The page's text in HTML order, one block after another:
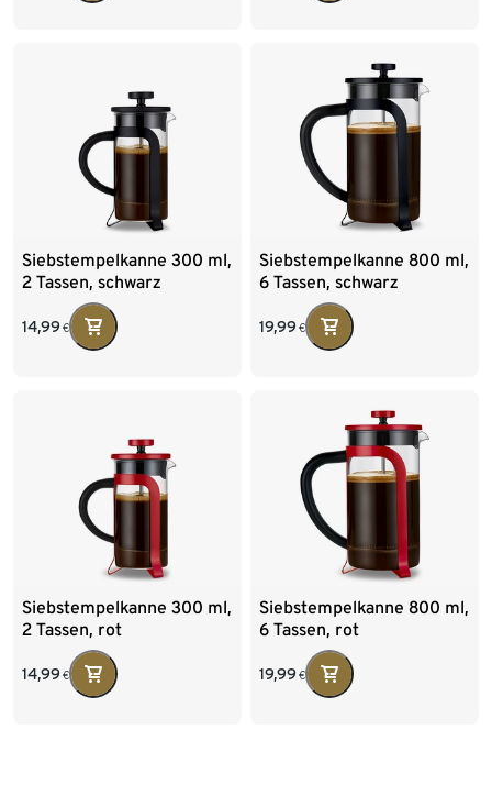
Siebstempelkanne 300 ml,
2 Tassen, schwarz
14,99 €
Siebstempelkanne 800 ml,
6 Tassen, schwarz
19,99 €
Siebstempelkanne 300 ml,
2 Tassen, rot
14,99 €
Siebstempelkanne 800 ml,
6 Tassen, rot
19,99 €